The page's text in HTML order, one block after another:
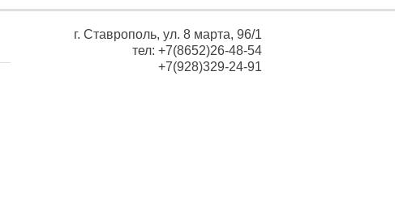
г. Ставрополь, ул. 8 марта, 96/1
тел: +7(8652)26-48-54
+7(928)329-24-91